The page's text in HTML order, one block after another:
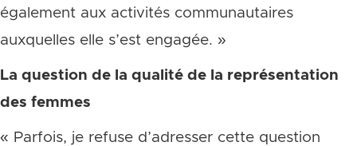
également aux activités communautaires
auxquelles elle s’est engagée. »
La question de la qualité de la représentation
des femmes
« Parfois, je refuse d’adresser cette question